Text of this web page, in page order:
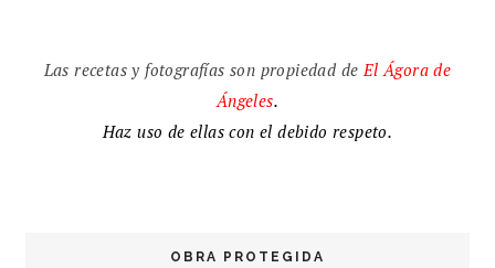
Las recetas y fotografías son propiedad de ElÁgora de
Ángeles.
Haz uso de ellas con el debido respeto.
OBRA PROTEGIDA